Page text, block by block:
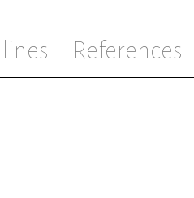
References